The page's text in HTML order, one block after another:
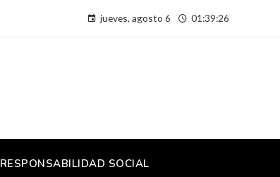
jueves, agosto 6 01:39:27
RESPONSABILIDAD SOCIAL